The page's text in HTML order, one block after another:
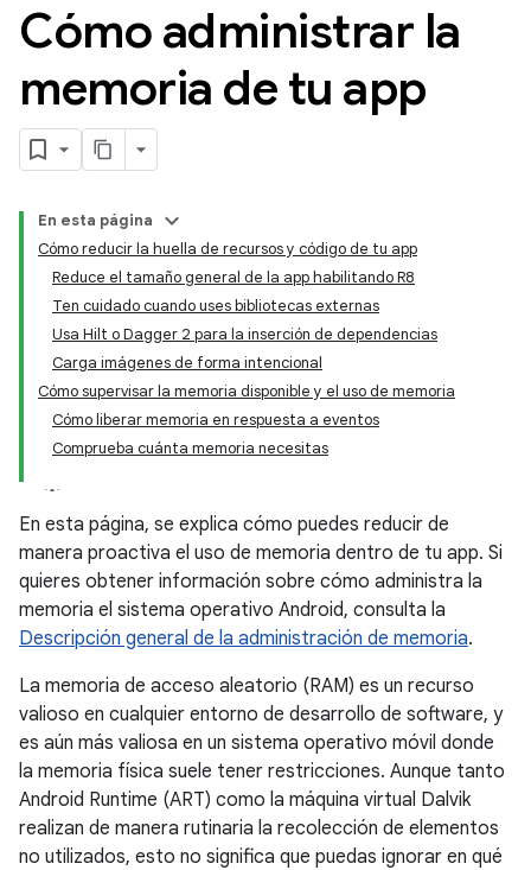
Cómo administrar la
memoria de tu app
En esta página
Cómo reducir la huella de recursos y código de tu app
Reduce el tamaño general de la app habilitando R8
Ten cuidado cuando uses bibliotecas externas
Usa Hilt o Dagger 2 para la inserción de dependencias
Carga imágenes de forma intencional
Cómo supervisar la memoria disponible y el uso de memoria
Cómo liberar memoria en respuesta a eventos
Comprueba cuánta memoria necesitas
En esta página, se explica cómo puedes reducir de
manera proactiva el uso de memoria dentro de tu app. Si
quieres obtener información sobre cómo administra la
memoria el sistema operativo Android, consulta la
Descripción general de la administración de memoria.
La memoria de acceso aleatorio (RAM) es un recurso
valioso en cualquier entorno de desarrollo de software, y
es aún más valiosa en un sistema operativo móvil donde
la memoria física suele tener restricciones. Aunque tanto
Android Runtime (ART) como la máquina virtual Dalvik
realizan de manera rutinaria la recolección de elementos
no utilizados, esto no significa que puedas ignorar en qué